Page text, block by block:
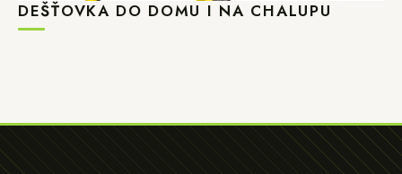
DEŠŤOVKA DO DOMU I NA CHALUPU